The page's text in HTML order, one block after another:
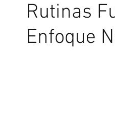
Rutinas
Enfoque